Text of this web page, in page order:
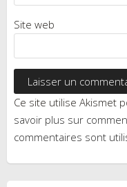
Site web
Ce site utilise Akismet
savoir plus sur
commentaires sont